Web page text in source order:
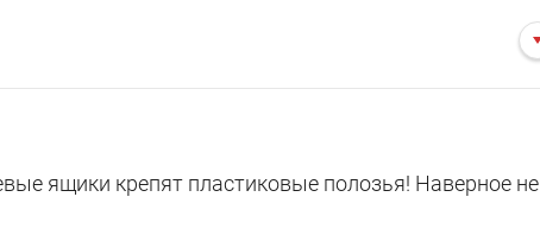
ящики крепят пластиковые полозья! Наверное не